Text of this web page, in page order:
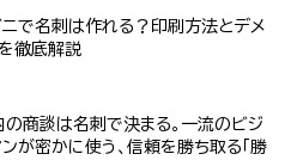
ニで名刺は作れる？印刷方法とデメ
を徹底解説
の商談は名刺で決まる。一流のビジ
が密かに使う、信頼を勝ち取る「勝